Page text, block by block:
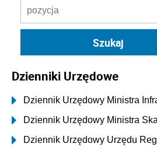
Dzienniki Urzędowe
Dziennik Urzędowy Ministra
Dziennik Urzędowy Ministra
Dziennik Urzędowy Urzędu